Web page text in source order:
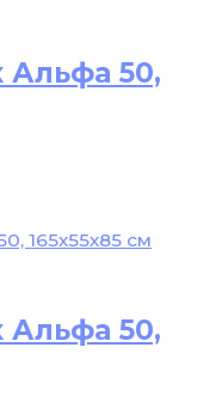
Альфа 50,
Альфа 50,